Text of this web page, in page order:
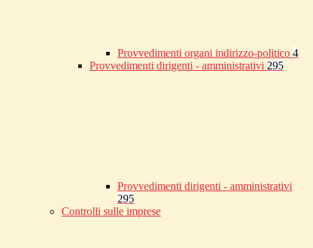
Provvedimenti organi indirizzo-politico 4
Provvedimenti dirigenti - amministrativi 295
Provvedimenti dirigenti - amministrativi
295
Controlli sulle imprese